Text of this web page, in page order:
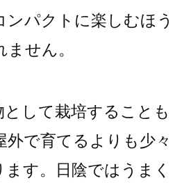
ンパクトに楽しむほう
せん。
として栽培することも
外で育てるよりも少々
す。日陰ではうまく